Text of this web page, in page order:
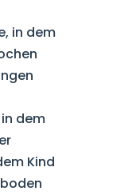
in dem
dem
Kind